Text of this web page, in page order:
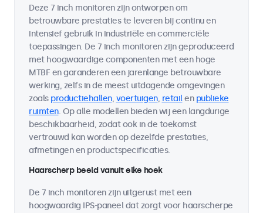
Deze 7 inch monitoren zijn ontworpen om
betrouwbare prestaties te leveren bij continu en
intensief gebruik in industriële en commerciële
toepassingen. De 7 inch monitoren zijn geproduceerd
met hoogwaardige componenten met een hoge
MTBF en garanderen een jarenlange betrouwbare
werking, zelfs in de meest uitdagende omgevingen
zoals productiehallen, voertuigen, retailen publieke
ruimten. Op alle modellen bieden wij een langdurige
beschikbaarheid, zodat ook in de toekomst
vertrouwd kan worden op dezelfde prestaties,
afmetingen en productspecificaties.
Haarscherp beeld vanuit elke hoek
De 7 inch monitoren zijn uitgerust met een
hoogwaardig IPS-paneel dat zorgt voor haarscherpe